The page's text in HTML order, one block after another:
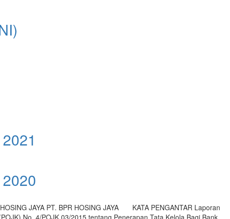
JAYA PT. BPR HOSING JAYA KATA PENGANTAR Laporan
No. 4/POJK.03/2015 tentang Penerapan Tata Kelola Bagi Bank